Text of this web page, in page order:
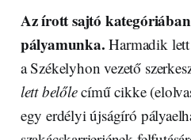
Az írott sajtó
pályamunka.Harmadik lett
a Székelyhon vezető
lett belőlecímű cikke
egy erdélyi újságíró